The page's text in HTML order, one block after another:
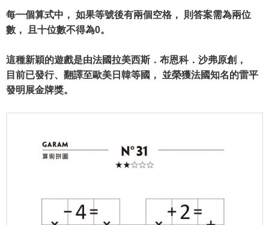
每一個算式中， 如果等號後有兩個空格， 則答案需為兩位
數， 且十位數不得為0。
這種新穎的遊戲是由法國拉美西斯．布恩科．沙弗原創，
目前已發行、翻譯至歐美日韓等國， 並榮獲法國知名的雷平
發明展金牌獎。